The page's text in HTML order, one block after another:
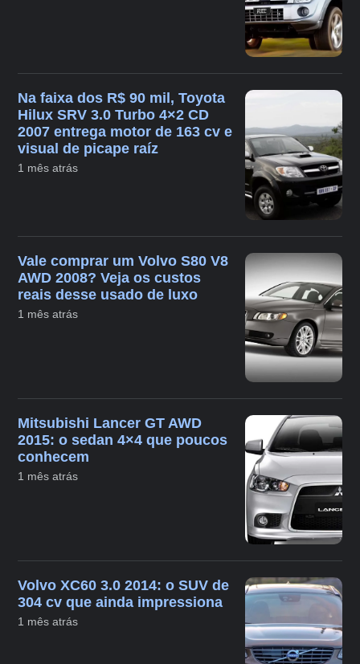
Na faixa dos R$ 90 mil, Toyota
Hilux SRV 3.0 Turbo 4×2 CD
2007 entrega motor de 163 cv e
visual de picape raíz
1 mês atrás
Vale comprar um Volvo S80 V8
AWD 2008? Veja os custos
reais desse usado de luxo
1 mês atrás
Mitsubishi Lancer GT AWD
2015: o sedan 4×4 que poucos
conhecem
1 mês atrás
Volvo XC60 3.0 2014: o SUV de
304 cv que ainda impressiona
1 mês atrás